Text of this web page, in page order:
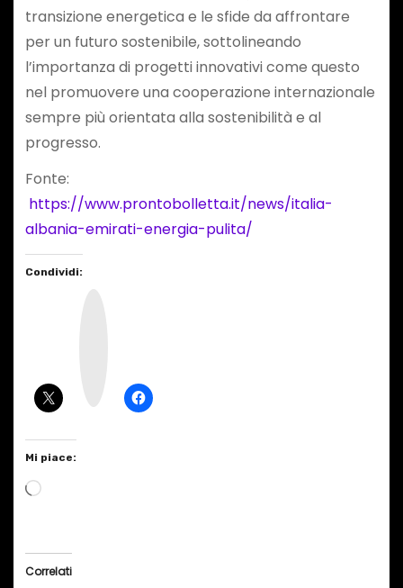
transizione energetica e le sfide da affrontare
per un futuro sostenibile, sottolineando
l’importanza di progetti innovativi come questo
nel promuovere una cooperazione internazionale
sempre più orientata alla sostenibilità e al
progresso.
Fonte:
https://www.prontobolletta.it/news/italia-
albania-emirati-energia-pulita/
Condividi:
Mi piace:
C
Correlati